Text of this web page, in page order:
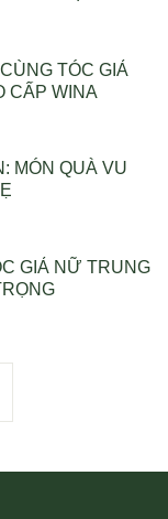
TÓC GIẢ
CẤP WINA
MÓN QUÀ VU
GIẢ NỮ TRUNG